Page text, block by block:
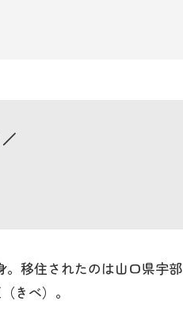
移住されたのは山口県宇部
きべ）。